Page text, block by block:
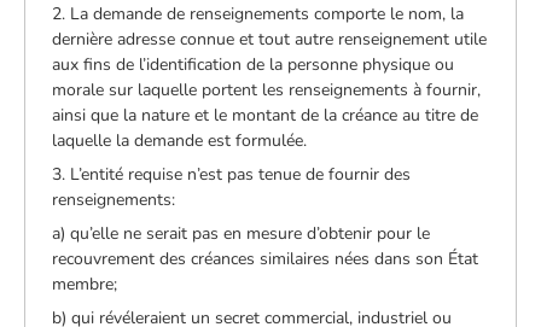
2. La demande de renseignements comporte le nom, la
dernière adresse connue et tout autre renseignement utile
aux fins de l’identification de la personne physique ou
morale sur laquelle portent les renseignements à fournir,
ainsi que la nature et le montant de la créance au titre de
laquelle la demande est formulée.
3. L’entité requise n’est pas tenue de fournir des
renseignements:
a) qu’elle ne serait pas en mesure d’obtenir pour le
recouvrement des créances similaires nées dans son État
membre;
b) qui révéleraient un secret commercial, industriel ou